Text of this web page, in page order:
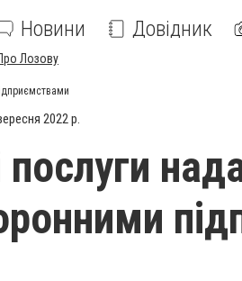
Новини Довідник
Лозову
2022 р.
послуги